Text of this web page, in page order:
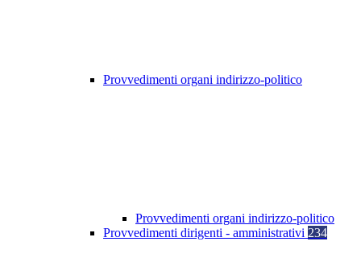
Provvedimenti organi indirizzo-politico
Provvedimenti organi indirizzo-politico
Provvedimenti dirigenti - amministrativi 234